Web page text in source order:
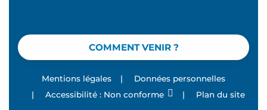
COMMENT VENIR ?
Mentions légales |
Données personnelles
|
Accessibilité : Non conforme | Plan du site